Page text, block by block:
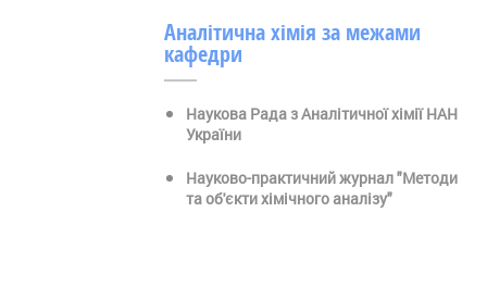
Аналітична хімія за межами
кафедри
Наукова Рада з Аналітичної хімії НАН
України
Науково-практичний журнал "Методи
та об'єкти хімічного аналізу"